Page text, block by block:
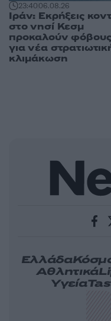
23:4006.08.26
Ιράν: Εκρήξεις
στο νησί Κεσμ
προκαλούν φόβους
για νέα
κλιμάκωση
Ελλάδα
Αθλητικά
Υγεία